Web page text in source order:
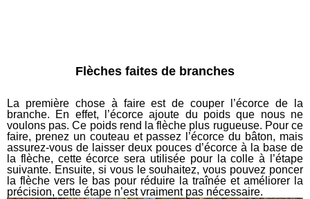
Flèches faites de branches
La première chose à faire est de couper l’écorce de la
branche. En effet, l’écorce ajoute du poids que nous ne
voulons pas. Ce poids rend la flèche plus rugueuse. Pour ce
faire, prenez un couteau et passez l’écorce du bâton, mais
assurez-vous de laisser deux pouces d’écorce à la base de
la flèche, cette écorce sera utilisée pour la colle à l’étape
suivante. Ensuite, si vous le souhaitez, vous pouvez poncer
la flèche vers le bas pour réduire la traînée et améliorer la
précision, cette étape n’est vraiment pas nécessaire.